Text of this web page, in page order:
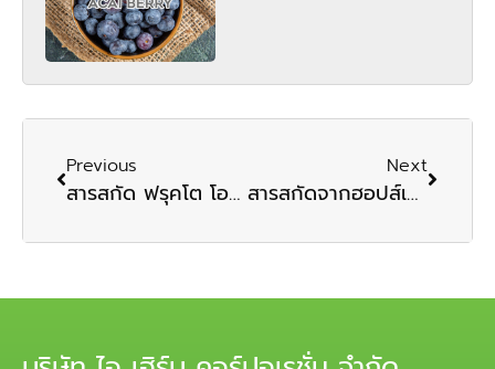
Previous
สารสกัด ฟรุคโต โอลิโกแซคคาไรด์
Next
สารสกัดจากฮอปส์เข้มข้น